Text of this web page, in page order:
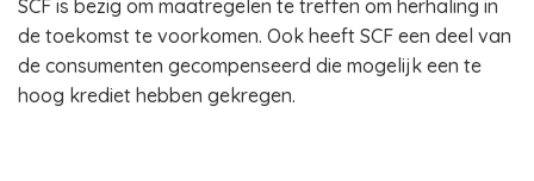
SCF is bezig om maatregelen te treffen om herhaling in
de toekomst te voorkomen. Ook heeft SCF een deel van
de consumenten gecompenseerd die mogelijk een te
hoog krediet hebben gekregen.